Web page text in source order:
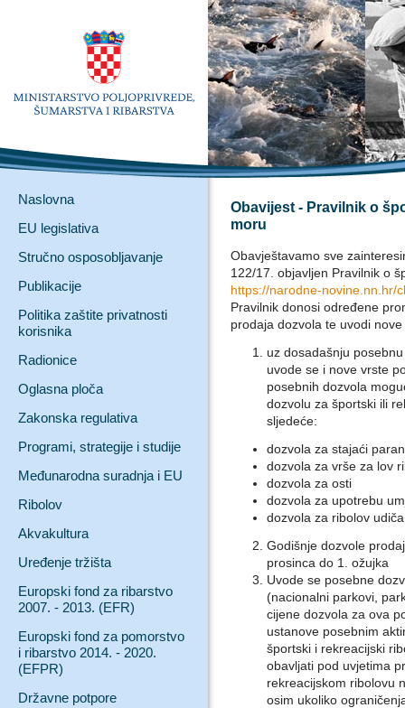
Naslovna
EU legislativa
Stručno osposobljavanje
Publikacije
Politika zaštite privatnosti
korisnika
Radionice
Oglasna ploča
Zakonska regulativa
Programi, strategije i studije
Međunarodna suradnja i EU
Ribolov
Akvakultura
Uređenje tržišta
Europski fond za ribarstvo
2007. - 2013. (EFR)
Europski fond za pomorstvo
i ribarstvo 2014. - 2020.
(EFPR)
Državne potpore
Obavijest - Pravilnik o
moru
Obavještavamo sve
122/17. objavljen Pravilnik o
https://narodne-novine.nn.hr/
Pravilnik donosi određene
prodaja dozvola te uvodi
uz dosadašnju
uvode se i nove vrste
posebnih dozvola
dozvolu za športski ili
sljedeće:
dozvola za stajaći
dozvola za vrše za lov
dozvola za osti
dozvola za upotrebu
dozvola za ribolov
Godišnje dozvole
prosinca do 1. ožujka
Uvode se posebne
(nacionalni parkovi,
cijene dozvola za ova
ustanove posebnim
športski i rekreacijski
obavljati pod uvjetima
rekreacijskom ribolovu
osim ukoliko